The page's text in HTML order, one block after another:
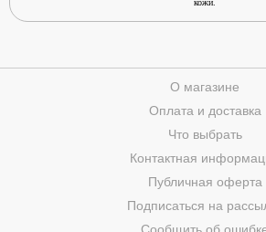
кожи.
О магазине
Оплата и доставка
Что выбрать
Контактная
Публичная оферта
Подписаться на